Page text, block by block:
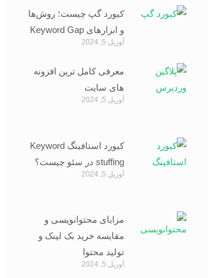
کیورد گپ چیست؛ روش‌ها
و ابزارهای Keyword Gap
آوریل 5, 2024
معرفی کامل ترین افزونه
های سایت
آوریل 5, 2024
کیورد استافینگ Keyword
stuffing در سئو چیست؟
آوریل 5, 2024
مزایای محتوانویسی و
مقایسه خرید بک لینک و
تولید محتوا
آوریل 5, 2024